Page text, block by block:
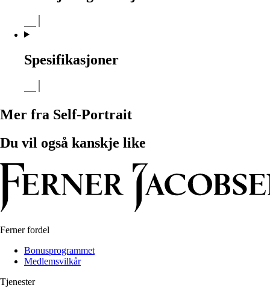
Spesifikasjoner
Mer fra Self-Portrait
Du vil også kanskje like
Ferner fordel
Bonusprogrammet
Medlemsvilkår
Tjenester